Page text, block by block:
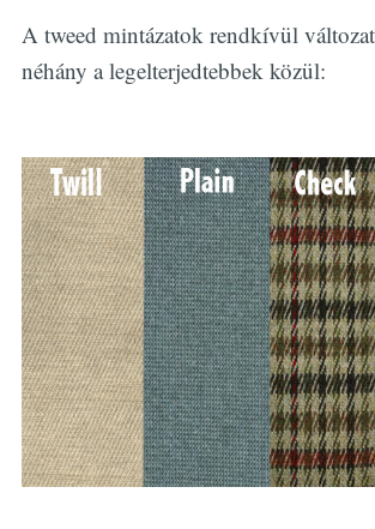
A tweed mintázatok rendkívül
néhány a legelterjedtebbek közül: